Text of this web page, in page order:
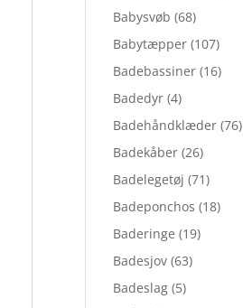
Babysvøb (68)
Babytæpper (107)
Badebassiner (16)
Badedyr (4)
Badehåndklæder (76)
Badekåber (26)
Badelegetøj (71)
Badeponchos (18)
Baderinge (19)
Badesjov (63)
Badeslag (5)